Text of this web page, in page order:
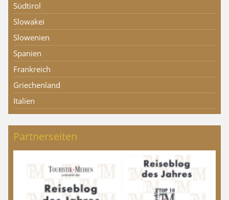
Südtirol
Slowakei
Slowenien
Spanien
Frankreich
Griechenland
Italien
Partnerseiten